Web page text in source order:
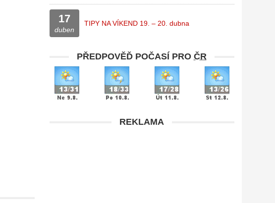
17
duben
TIPY NA VÍKEND 19. – 20. dubna
PŘEDPOVĚĎ POČASÍ PROČR
REKLAMA